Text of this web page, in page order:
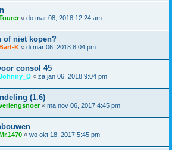
« do mar 08, 2018 12:24 am
of niet kopen?
K « di mar 06, 2018 8:04 pm
consol 45
« za jan 06, 2018 9:04 pm
(1.6)
« ma nov 06, 2017 4:45 pm
« wo okt 18, 2017 5:45 pm